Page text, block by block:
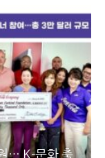
… K-문화 축